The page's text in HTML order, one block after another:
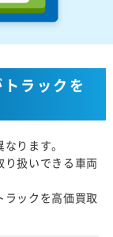
ラックを
ります。
り扱いできる車両
ックを高価買取